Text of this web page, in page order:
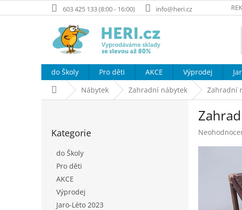
na
603 425 133 (8:00 - 16:00) info@heri.cz
do Školy Pro děti AKCE Výprodej
Domů Nábytek Zahradní nábytek Zahradní
kategorie
Kategorie
do Školy
Pro děti
AKCE
Výprodej
Jaro-Léto 2023
Průměrné
hvězdiček.